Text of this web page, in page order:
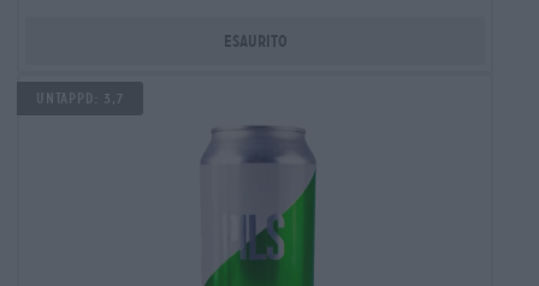
Esaurito
UNTAPPD: 3,7